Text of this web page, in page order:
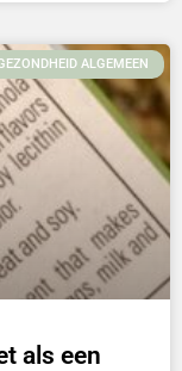
ALGEMEEN
als een